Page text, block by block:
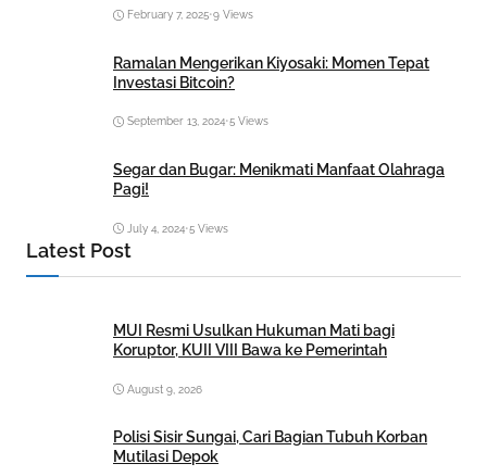
February 7, 2025•9 Views
Ramalan Mengerikan Kiyosaki: Momen Tepat
Investasi Bitcoin?
September 13, 2024•5 Views
Segar dan Bugar: Menikmati Manfaat Olahraga
Pagi!
July 4, 2024•5 Views
Latest Post
MUI Resmi Usulkan Hukuman Mati bagi
Koruptor, KUII VIII Bawa ke Pemerintah
August 9, 2026
Polisi Sisir Sungai, Cari Bagian Tubuh Korban
Mutilasi Depok